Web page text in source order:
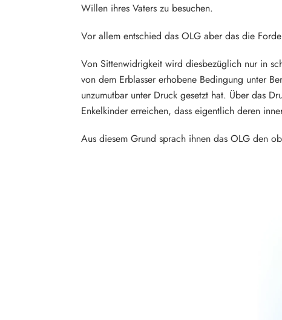
Willen ihres Vaters zu besuchen.
Vor allem entschied das OLG aber das die
Von Sittenwidrigkeit wird diesbezüglich nur in
von dem Erblasser erhobene Bedingung unter
unzumutbar unter Druck gesetzt hat. Über das
Enkelkinder erreichen, dass eigentlich deren
Aus diesem Grund sprach ihnen das OLG den